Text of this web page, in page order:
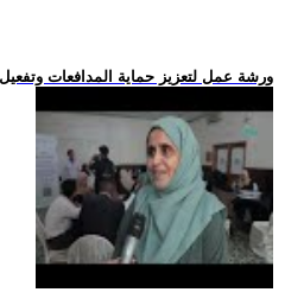
.. ورشة عمل لتعزيز حماية المدافعات